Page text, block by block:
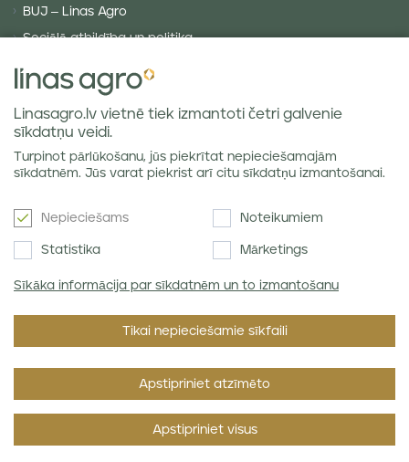
BUJ – Linas Agro
Sociālā atbildība un politika
Sīkdatņu politika
VISPĀRĪGIE NOTEIKUMI
Piegādes noteikumi
Labības tirgus atsauksmes
Jaunumi e-pastā
Linasagro.lv vietnē tiek izmantoti četri galvenie
sīkdatņu veidi.
Turpinot pārlūkošanu, jūs piekrītat nepieciešamajām
sīkdatnēm. Jūs varat piekrist arī citu sīkdatņu izmantošanai.
Nepieciešams Noteikumiem
Statistika Mārketings
Sīkāka informācija par sīkdatnēm un to izmantošanu
Tikai nepieciešamie sīkfaili
Apstipriniet atzīmēto
Apstipriniet visus